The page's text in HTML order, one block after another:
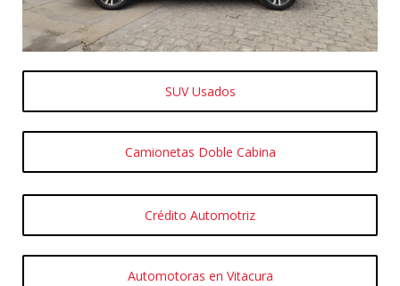
SUV Usados
Camionetas Doble Cabina
Crédito Automotriz
Automotoras en Vitacura